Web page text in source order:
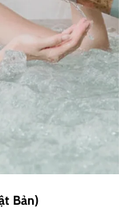
Bản)